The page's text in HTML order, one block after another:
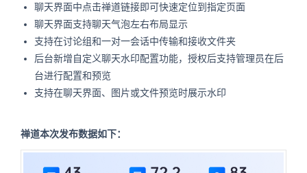
聊天界面中点击禅道链接即可快速定位到指定页面
聊天界面支持聊天气泡左右布局显示
支持在讨论组和一对一会话中传输和接收文件夹
后台新增自定义聊天水印配置功能，授权后支持管理员在后
台进行配置和预览
支持在聊天界面、图片或文件预览时展示水印
禅道本次发布数据如下：